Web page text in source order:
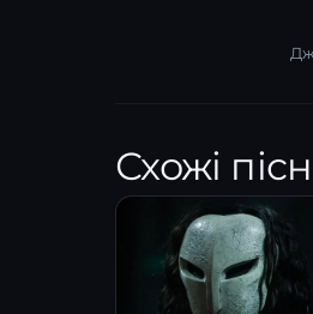
Схожі